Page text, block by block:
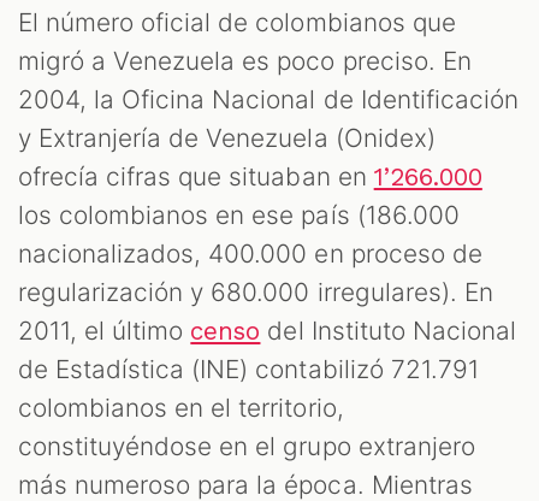
El número oficial de colombianos que
migró a Venezuela es poco preciso. En
2004, la Oficina Nacional de Identificación
y Extranjería de Venezuela (Onidex)
ofrecía cifras que situaban en 1’266.000
los colombianos en ese país (186.000
nacionalizados, 400.000 en proceso de
regularización y 680.000 irregulares). En
2011, el último censo del Instituto Nacional
de Estadística (INE) contabilizó 721.791
colombianos en el territorio,
constituyéndose en el grupo extranjero
más numeroso para la época. Mientras